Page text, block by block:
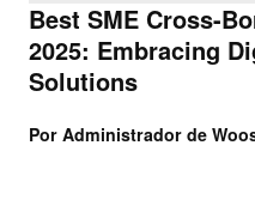
Best SME Cross-
2025: Embracing
Solutions
Por Administrador de